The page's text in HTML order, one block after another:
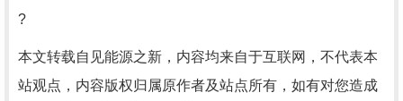
?
本文转载自见能源之新，内容均来自于互联网，不代表本
站观点，内容版权归属原作者及站点所有，如有对您造成